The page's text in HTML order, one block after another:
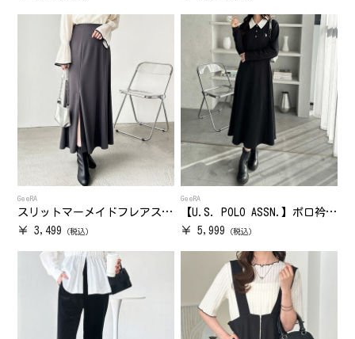
GeeRA
スリットマーメイドフレアスカート
￥ 3,499
GeeRA
【U.S. POLO ASSN.】ポロ衿カットソーワンピース
￥ 5,999